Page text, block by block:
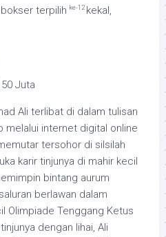
terpilih ke-12 kekal,
Juta
Ali terlibat di dalam tulisan
melalui internet digital online
tersohor di silsilah
karir tinjunya di mahir kecil
bintang aurum
berlawan dalam
Olimpiade Tenggang Ketus
dengan lihai, Ali